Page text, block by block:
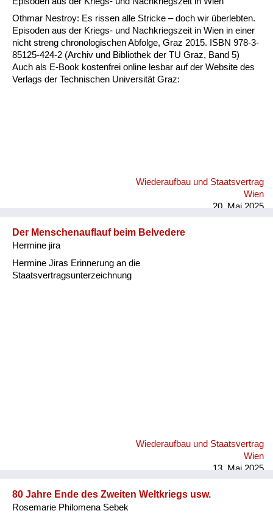
Besatzungsmächte
Frauen, Mütter, Kinder
Versorgung
Wiederaufbau und
Wohnen
Othmar Nestroy: Es rissen alle Stricke – doch wir überlebten.
Episoden aus der Kriegs- und Nachkriegszeit in Wien in einer
nicht streng chronologischen Abfolge, Graz 2015. ISBN 978-3-
85125-424-2 (Archiv und Bibliothek der TU Graz, Band 5)
Auch als E-Book kostenfrei online lesbar auf der Website des
Verlags der Technischen Universität Graz:
Wiederaufbau und Staatsvertrag
Wien
20. Mai 2025
Der Menschenauflauf beim Belvedere
Hermine jira
Hermine Jiras Erinnerung an die
Staatsvertragsunterzeichnung
Wiederaufbau und Staatsvertrag
Wien
13. Mai 2025
80 Jahre Ende des Zweiten Weltkriegs usw.
Rosemarie Philomena Sebek